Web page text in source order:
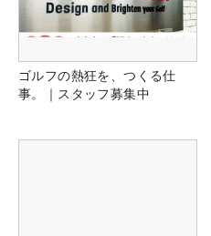
ゴルフの熱狂を、つくる仕
事。｜スタッフ募集中